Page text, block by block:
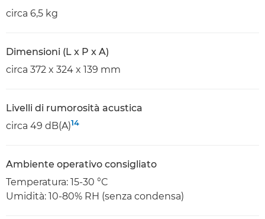
circa 6,5 kg
Dimensioni (L x P x A)
circa 372 x 324 x 139 mm
Livelli di rumorosità acustica
circa 49 dB(A)14
Ambiente operativo consigliato
Temperatura: 15-30 °C
Umidità: 10-80% RH (senza condensa)